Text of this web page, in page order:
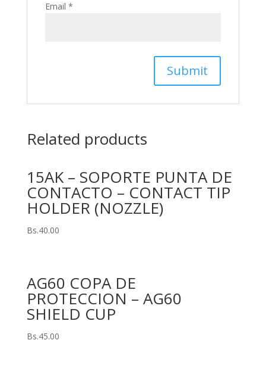
Email *
Related products
15AK – SOPORTE PUNTA DE
CONTACTO – CONTACT TIP
HOLDER (NOZZLE)
Bs.40.00
AG60 COPA DE
PROTECCION – AG60
SHIELD CUP
Bs.45.00